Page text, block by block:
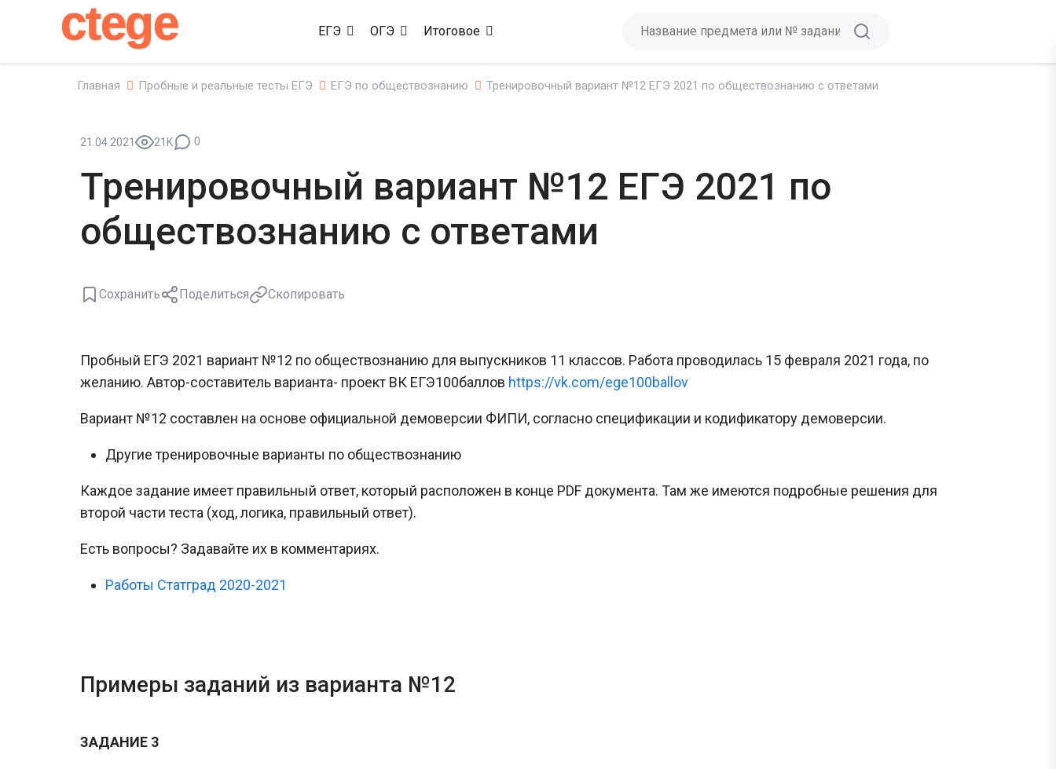
ctege ЕГЭ ОГЭ Итоговое
Главная Пробные и реальные тесты ЕГЭ ЕГЭ по обществознанию Тренировочный вариант №12 ЕГЭ 2021 по обществознанию с ответами
21.04.2021 21K 0
Тренировочный вариант №12 ЕГЭ 2021 по
обществознанию с ответами
Сохранить Поделиться Скопировать
Пробный ЕГЭ 2021 вариант №12 по обществознанию для выпускников 11 классов. Работа проводилась 15 февраля 2021 года, по
желанию. Автор-составитель варианта- проект ВК ЕГЭ100баллов https://vk.com/ege100ballov
Вариант №12 составлен на основе официальной демоверсии ФИПИ, согласно спецификации и кодификатору демоверсии.
Другие тренировочные варианты по обществознанию
Каждое задание имеет правильный ответ, который расположен в конце PDF документа. Там же имеются подробные решения для
второй части теста (ход, логика, правильный ответ).
Есть вопросы? Задавайте их в комментариях.
Работы Статград 2020-2021
Примеры заданий из варианта №12
ЗАДАНИЕ 3